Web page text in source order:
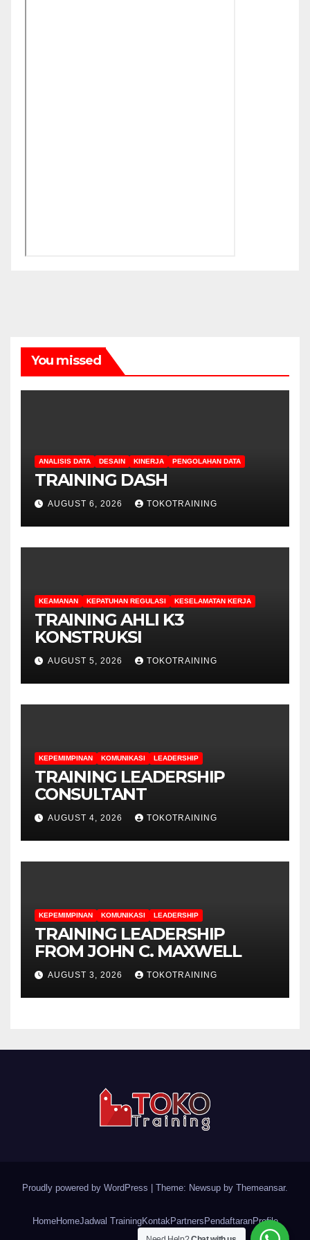
You missed
ANALISIS DATA DESAIN KINERJA PENGOLAHAN DATA
TRAINING DASH
AUGUST 6, 2026 TOKOTRAINING
KEAMANAN KEPATUHAN REGULASI KESELAMATAN KERJA
TRAINING AHLI K3
KONSTRUKSI
AUGUST 5, 2026 TOKOTRAINING
KEPEMIMPINAN KOMUNIKASI LEADERSHIP
TRAINING LEADERSHIP
CONSULTANT
AUGUST 4, 2026 TOKOTRAINING
KEPEMIMPINAN KOMUNIKASI LEADERSHIP
TRAINING LEADERSHIP
FROM JOHN C. MAXWELL
AUGUST 3, 2026 TOKOTRAINING
Proudly powered by WordPress Theme: Newsup by Themeansar.
HomeHomeJadwal TrainingKontakPartners PendaftaranProfile